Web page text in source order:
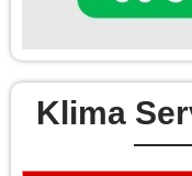
Klima